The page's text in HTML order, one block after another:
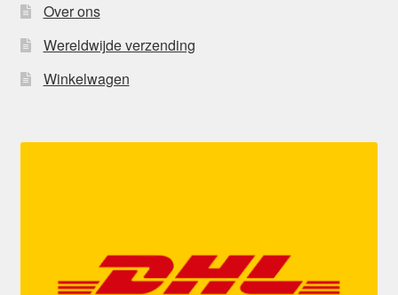
Over ons
Wereldwijde verzending
Winkelwagen